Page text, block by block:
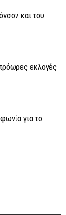
και του
εκλογές
για το